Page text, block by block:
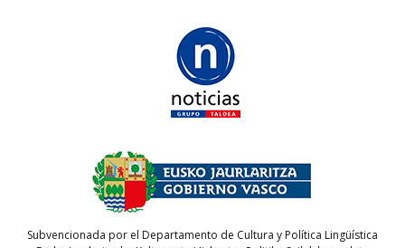
Subvencionada por el Departamento de Cultura y Política Lingüística